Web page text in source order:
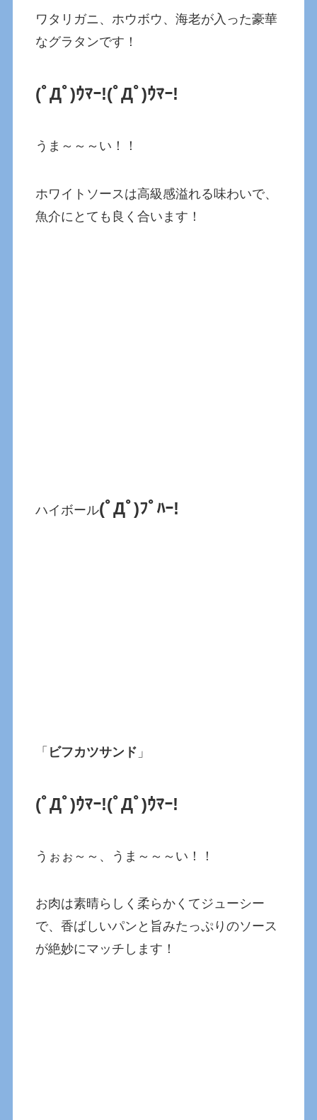
ワタリガニ、ホウボウ、海老が入った豪華
なグラタンです！
(ﾟДﾟ)ｳﾏｰ!(ﾟДﾟ)ｳﾏｰ!
うま～～～い！！
ホワイトソースは高級感溢れる味わいで、
魚介にとても良く合います！
ハイボール(ﾟДﾟ)ﾌﾟﾊｰ!
「 ビフカツサンド 」
(ﾟДﾟ)ｳﾏｰ!(ﾟДﾟ)ｳﾏｰ!
うぉぉ～～、うま～～～い！！
お肉は素晴らしく柔らかくてジューシー
で、香ばしいパンと旨みたっぷりのソース
が絶妙にマッチします！